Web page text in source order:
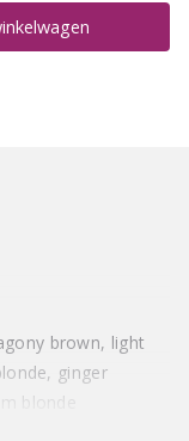
brown, light
ginger
blonde